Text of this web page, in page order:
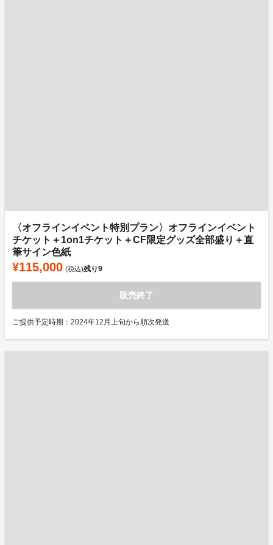
〈オフラインイベント特別プラン〉オフラインイベント
チケット＋1on1チケット＋CF限定グッズ全部盛り＋直
筆サイン色紙
¥115,000 (税込)残り9
販売終了
ご提供予定時期：2024年12月上旬から順次発送